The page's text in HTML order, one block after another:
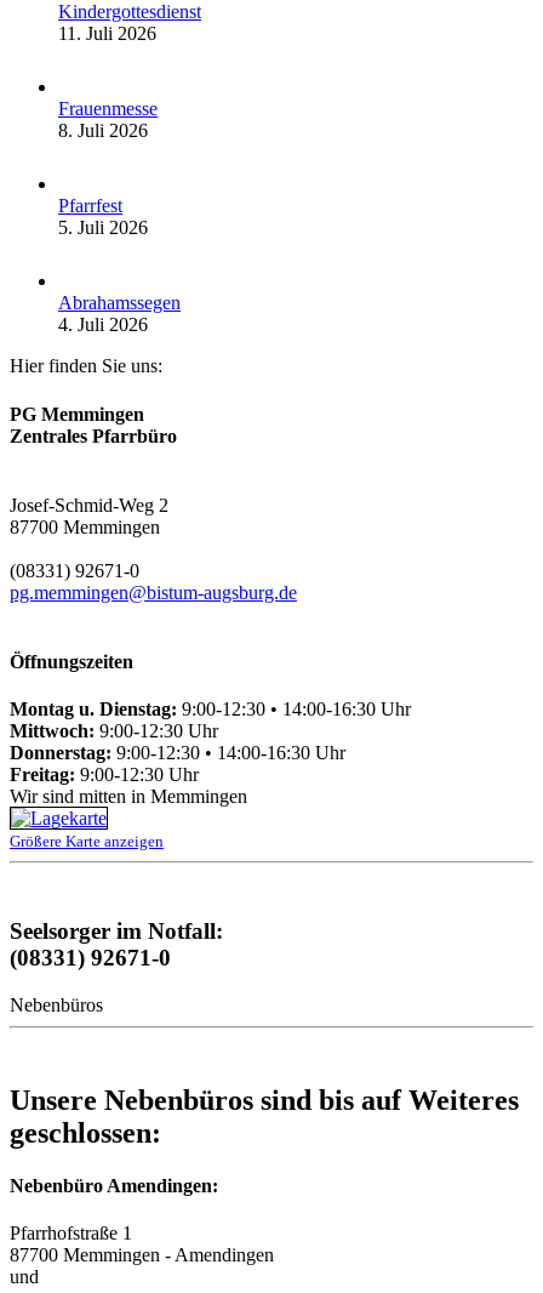
Kindergottesdienst
11. Juli 2026
Frauenmesse
8. Juli 2026
Pfarrfest
5. Juli 2026
Abrahamssegen
4. Juli 2026
Hier finden Sie uns:
PG Memmingen
Zentrales Pfarrbüro
Josef-Schmid-Weg 2
87700 Memmingen
(08331) 92671-0
pg.memmingen@bistum-augsburg.de
Öffnungszeiten
Montag u. Dienstag: 9:00-12:30 • 14:00-16:30 Uhr
Mittwoch: 9:00-12:30 Uhr
Donnerstag: 9:00-12:30 • 14:00-16:30 Uhr
Freitag: 9:00-12:30 Uhr
Wir sind mitten in Memmingen
Größere Karte anzeigen
Seelsorger im Notfall:
(08331) 92671-0
Nebenbüros
Unsere Nebenbüros sind bis auf Weiteres
geschlossen:
Nebenbüro Amendingen:
Pfarrhofstraße 1
87700 Memmingen - Amendingen
und